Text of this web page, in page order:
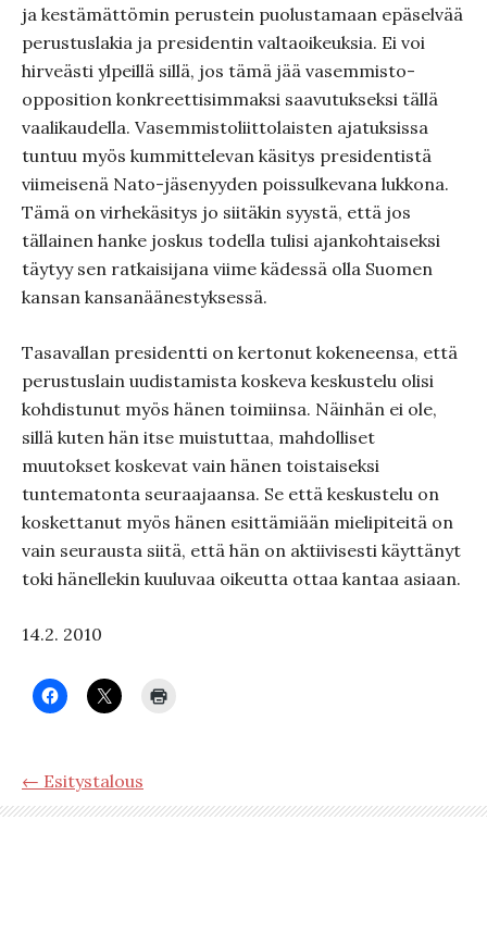
ja kestämättömin perustein puolustamaan epäselvää
perustuslakia ja presidentin valtaoikeuksia. Ei voi
hirveästi ylpeillä sillä, jos tämä jää vasemmisto-
opposition konkreettisimmaksi saavutukseksi tällä
vaalikaudella. Vasemmistoliittolaisten ajatuksissa
tuntuu myös kummittelevan käsitys presidentistä
viimeisenä Nato-jäsenyyden poissulkevana lukkona.
Tämä on virhekäsitys jo siitäkin syystä, että jos
tällainen hanke joskus todella tulisi ajankohtaiseksi
täytyy sen ratkaisijana viime kädessä olla Suomen
kansan kansanäänestyksessä.
Tasavallan presidentti on kertonut kokeneensa, että
perustuslain uudistamista koskeva keskustelu olisi
kohdistunut myös hänen toimiinsa. Näinhän ei ole,
sillä kuten hän itse muistuttaa, mahdolliset
muutokset koskevat vain hänen toistaiseksi
tuntematonta seuraajaansa. Se että keskustelu on
koskettanut myös hänen esittämiään mielipiteitä on
vain seurausta siitä, että hän on aktiivisesti käyttänyt
toki hänellekin kuuluvaa oikeutta ottaa kantaa asiaan.
14.2. 2010
← Esitystalous